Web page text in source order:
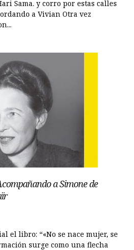
Sama. y corro por estas calles
a Vivian Otra vez
a Simone de
el libro: “«No se nace mujer, se
surge como una flecha